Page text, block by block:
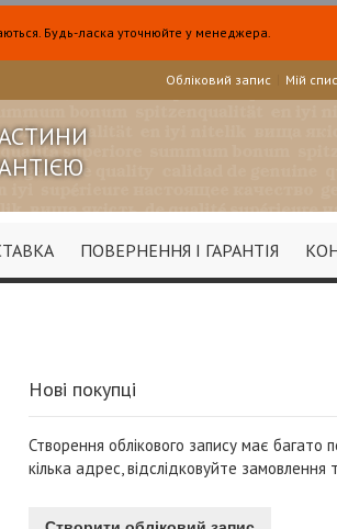
Будь-ласка уточнюйте у менеджера.
Обліковий запис Мій
ПОВЕРНЕННЯ І ГАРАНТІЯ
Нові покупці
Створення облікового запису має
кілька адрес, відслідковуйте замовлення